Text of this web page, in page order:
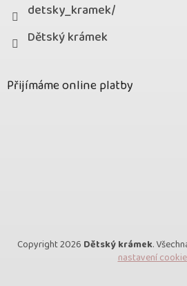
detsky_kramek/
Dětský krámek
Přijímáme online platby
Copyright 2026 Dětský krámek.
nastavení